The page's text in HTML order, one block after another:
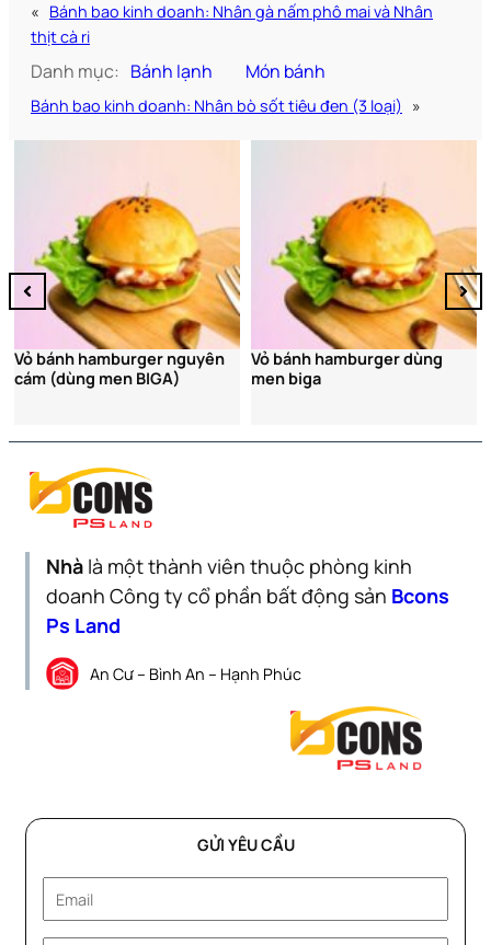
« Bánh bao kinh doanh: Nhân gà nấm phô mai và Nhân
thịt cà ri
Danh mục: Bánh lạnh Món bánh
Bánh bao kinh doanh: Nhân bò sốt tiêu đen (3 loại) »
nguyên
Vỏ bánh hamburger dùng
men biga
Nhà là một thành viên thuộc phòng kinh
doanh Công ty cổ phần bất động sản Bcons
Ps Land
An Cư – Bình An – Hạnh Phúc
GỬI YÊU CẦU